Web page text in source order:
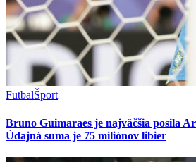
FutbalŠport
Bruno Guimaraes je najväčšia posila
Údajná suma je 75 miliónov libier